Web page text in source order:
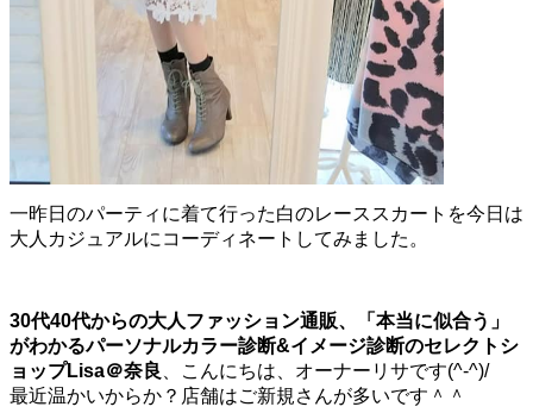
一昨日のパーティに着て行った白のレーススカートを今日は
大人カジュアルにコーディネートしてみました。
30代40代からの大人ファッション通販、
「本当に似合う」
がわかるパーソナルカラー診断&イメージ診断のセレクトシ
ョップLisa＠奈良
、こんにちは、オーナーリサです(^-^)/
最近温かいからか？店舗はご新規さんが多いです＾＾